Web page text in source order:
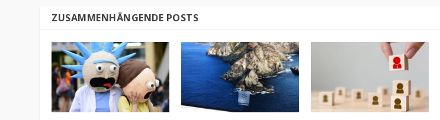
ZUSAMMENHÄNGENDE POSTS